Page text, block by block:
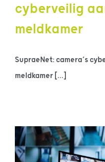
cyberveilig
meldkamer
SupraeNet: camera’s
meldkamer [...]